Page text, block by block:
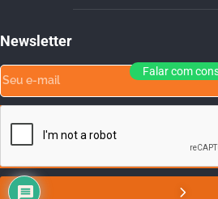
Newsletter
Falar com